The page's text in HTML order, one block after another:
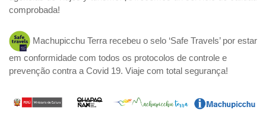
comprobada!
Machupicchu Terra recebeu o selo ‘Safe Travels’ por estar
em conformidade com todos os protocolos de controle e
prevenção contra a Covid 19. Viaje com total segurança!